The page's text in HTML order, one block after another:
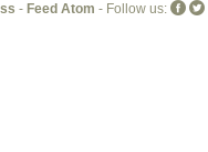
- Feed Atom - Follow us: